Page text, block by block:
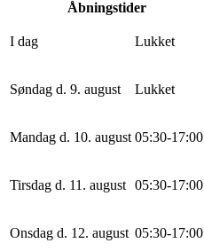
Åbningstider
I dag Lukket
Søndag d. 9. august Lukket
Mandag d. 10. august 05:30-17:00
Tirsdag d. 11. august 05:30-17:00
Onsdag d. 12. august 05:30-17:00